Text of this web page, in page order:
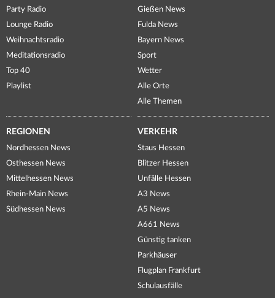
Party Radio
Lounge Radio
Weihnachtsradio
Meditationsradio
Top 40
Playlist
Gießen News
Fulda News
Bayern News
Sport
Wetter
Alle Orte
Alle Themen
REGIONEN
Nordhessen News
Osthessen News
Mittelhessen News
Rhein-Main News
Südhessen News
VERKEHR
Staus Hessen
Blitzer Hessen
Unfälle Hessen
A3 News
A5 News
A661 News
Günstig tanken
Parkhäuser
Flugplan Frankfurt
Schulausfälle